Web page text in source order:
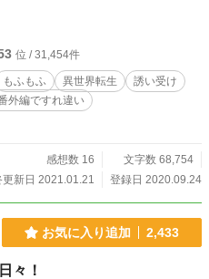
位 / 31,454件
もふもふ 異世界転生
誘い受け
外編ですれ違い
感想数 16
文字数 68,754
更新日 2021.01.21
登録日 2020.09.24
お気に入り追加 2,433
々！